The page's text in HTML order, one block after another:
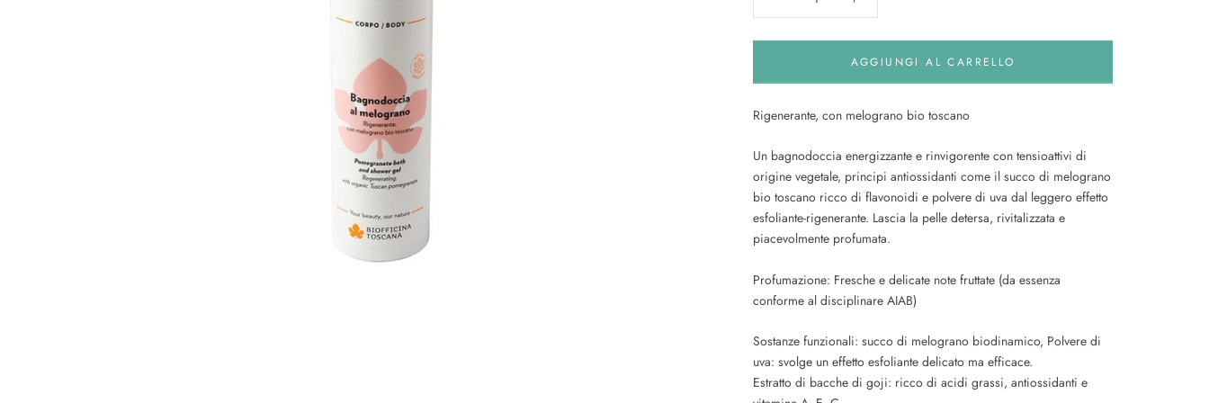
AGGIUNGI AL CARRELLO
Rigenerante, con melograno bio toscano
Un bagnodoccia energizzante e rinvigorente con tensioattivi di
origine vegetale, principi antiossidanti come il succo di melograno
bio toscano ricco di flavonoidi e polvere di uva dal leggero effetto
esfoliante-rigenerante. Lascia la pelle detersa, rivitalizzata e
piacevolmente profumata.
Profumazione: Fresche e delicate note fruttate (da essenza
conforme al disciplinare AIAB)
Sostanze funzionali: succo di melograno biodinamico, Polvere di
uva: svolge un effetto esfoliante delicato ma efficace.
Estratto di bacche di goji: ricco di acidi grassi, antiossidanti e